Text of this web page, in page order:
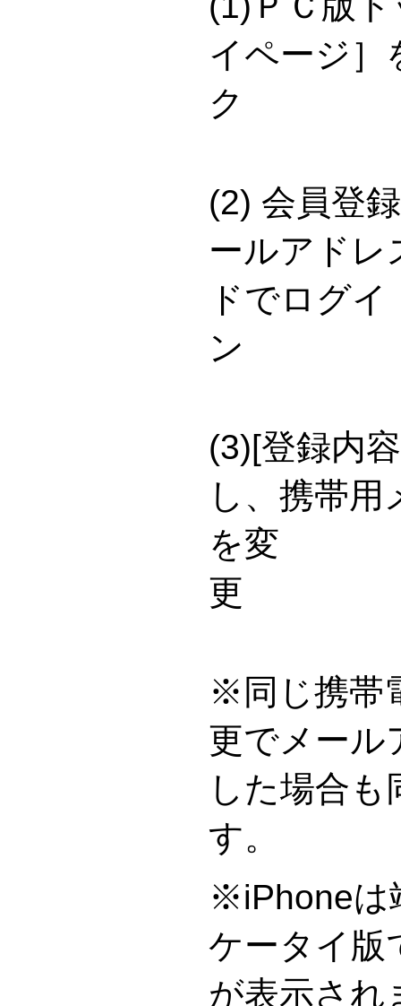
イページ］
(2) 会員登
ールアドレ
ドでログイ
(3)[登録内
し、携帯用
を変
※同じ携帯
更でメール
した場合も
※iPhoneは
ケータイ版
が表示され